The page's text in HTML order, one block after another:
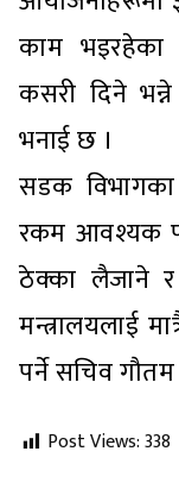
काम
कसरी दिने
भनाई छ ।
सडक
रकम आवश्यक
ठेक्का लैजाने र
मन्त्रालयलाई
पर्ने सचिव
Post Views:338